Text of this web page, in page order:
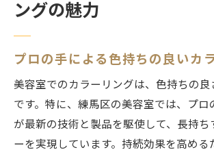
ングの魅力
プロの手による色持ちの良いカ
美容室でのカラーリングは、色持ちの良
です。特に、練馬区の美容室では、プロ
が最新の技術と製品を駆使して、長持ち
ーを実現しています。持続効果を高める